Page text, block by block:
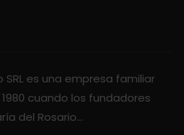
es una empresa familiar
cuando los fundadores
del Rosario...